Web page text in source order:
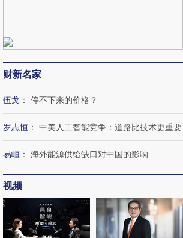
的吸金
什么让中产们甘
马航飞行员跨国走私7万
粒摇头丸 尿检体内含3种
视线
走进第四届链博
【
财新名家
伍戈 ： 停不下来的价格？
罗志恒 ： 中美人工智能竞争：道路比技术更重要
易峘 ： 海外能源供给缺口对中国的影响
视频